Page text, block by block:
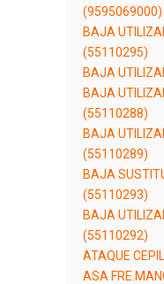
(9595069000)
BAJA
(55110295)
BAJA
BAJA
(55110288)
BAJA
(55110289)
BAJA
(55110293)
BAJA
(55110292)
ATAQUE
ASA